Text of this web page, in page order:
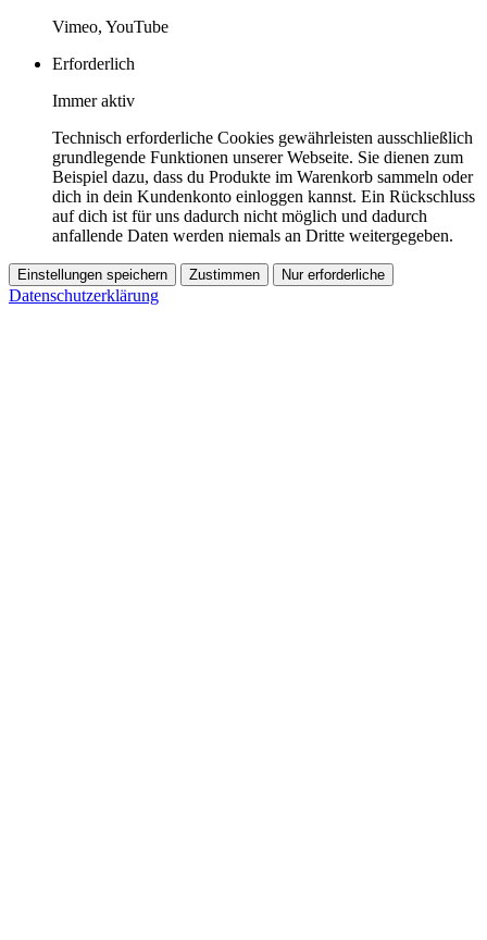
Vimeo, YouTube
Erforderlich
Immer aktiv
Technisch erforderliche Cookies gewährleisten ausschließlich
grundlegende Funktionen unserer Webseite. Sie dienen zum
Beispiel dazu, dass du Produkte im Warenkorb sammeln oder
dich in dein Kundenkonto einloggen kannst. Ein Rückschluss
auf dich ist für uns dadurch nicht möglich und dadurch
anfallende Daten werden niemals an Dritte weitergegeben.
Einstellungen speichern Zustimmen Nur erforderliche
Datenschutzerklärung